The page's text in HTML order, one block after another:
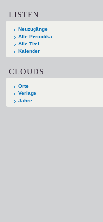
LISTEN
Neuzugänge
Alle Periodika
Alle Titel
Kalender
CLOUDS
Orte
Verlage
Jahre